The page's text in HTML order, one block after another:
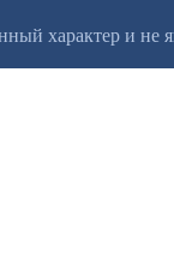
характер и не